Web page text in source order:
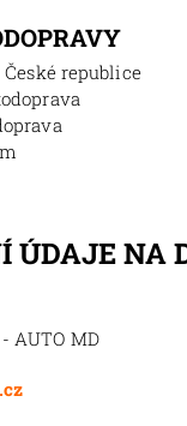
republice
ÚDAJE NA
AUTO MD